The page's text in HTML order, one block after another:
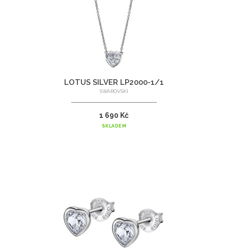
LOTUS SILVER LP2000-1/1
SWAROVSKI
1 690 Kč
SKLADEM